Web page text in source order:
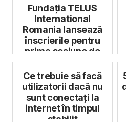
Fundația TELUS
International
Romania lansează
înscrierile pentru
prima sesiune de
Ce trebuie să facă
utilizatorii dacă nu
sunt conectați la
internet în timpul
stabilit